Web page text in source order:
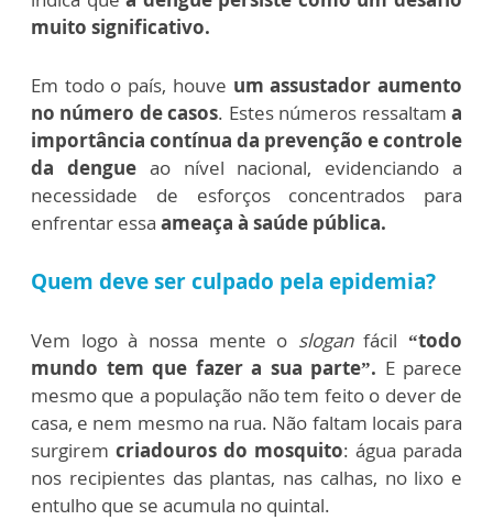
muito significativo.
Em todo o país, houve um assustador aumento
no número de casos. Estes números ressaltama
importância contínua da prevenção e controle
da dengueao nível nacional, evidenciando a
necessidade de esforços concentrados para
enfrentar essa ameaça à saúde pública.
Quem deve ser culpado pela epidemia?
Vem logo à nossa mente o sloganfácil “todo
mundo tem que fazer a sua parte”. E parece
mesmo que a população não tem feito o dever de
casa, e nem mesmo na rua. Não faltam locais para
surgirem criadouros do mosquito: água parada
nos recipientes das plantas, nas calhas, no lixo e
entulho que se acumula no quintal.